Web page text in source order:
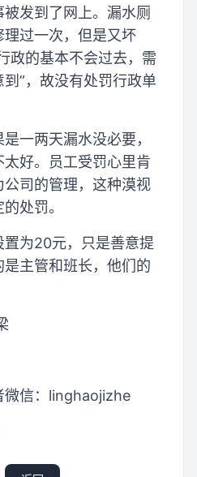
发到了网上。漏水厕
过一次，但是又坏
政的基本不会过去，需
”，故没有处罚行政单
一两天漏水没必要，
好。员工受罚心里肯
司的管理，这种漠视
处罚。
为20元，只是善意提
主管和班长，他们的
微信：linghaojizhe